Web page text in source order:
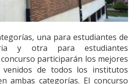
una para estudiantes de
y otra para estudiantes
participarán los mejores
venidos de todos los institutos
ambas categorías. El concurso